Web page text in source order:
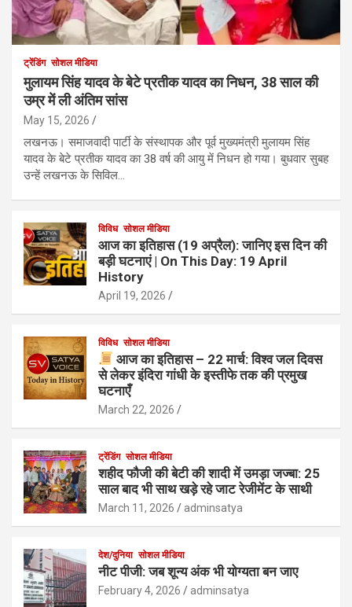
ट्रेंडिंग सोशल मीडिया
मुलायम सिंह यादव के बेटे प्रतीक यादव का निधन, 38 साल की
उम्र में ली अंतिम सांस
May 15, 2026
लखनऊ। समाजवादी पार्टी के संस्थापक और पूर्व मुख्यमंत्री मुलायम सिंह
यादव के बेटे प्रतीक यादव का 38 वर्ष की आयु में निधन हो गया। बुधवार सुबह
उन्हें लखनऊ के सिविल…
विविध सोशल मीडिया
आज का इतिहास (19 अप्रैल): जानिए इस दिन की
बड़ी घटनाएं | On This Day: 19 April
History
April 19, 2026
विविध सोशल मीडिया
आज का इतिहास – 22 मार्च: विश्व जल दिवस
से लेकर इंदिरा गांधी के इस्तीफे तक की प्रमुख
घटनाएँ
March 22, 2026
ट्रेंडिंग सोशल मीडिया
शहीद फौजी की बेटी की शादी में उमड़ा जज्बा: 25
साल बाद भी साथ खड़े रहे जाट रेजीमेंट के साथी
March 11, 2026 adminsatya
देश/दुनिया सोशल मीडिया
नीट पीजी: जब शून्य अंक भी योग्यता बन जाए
February 4, 2026 adminsatya